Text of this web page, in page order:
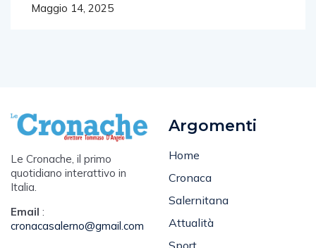
Maggio 14, 2025
Le Cronache, il primo
quotidiano interattivo in
Italia.
Email :
cronacasalerno@gmail.com
Argomenti
Home
Cronaca
Salernitana
Attualità
Sport